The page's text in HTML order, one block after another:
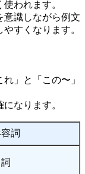
われます。
意識しながら例文
すくなります。
」と「この〜」
なります。
詞